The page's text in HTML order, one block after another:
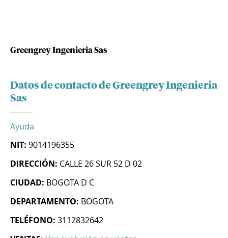
Greengrey Ingenieria Sas
Datos de contacto de Greengrey Ingenieria
Sas
Ayuda
NIT: 9014196355
DIRECCIÓN: CALLE 26 SUR 52 D 02
CIUDAD: BOGOTA D C
DEPARTAMENTO: BOGOTA
TELÉFONO: 3112832642